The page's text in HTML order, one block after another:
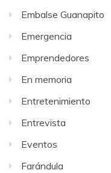
Embalse Guanapito
Emergencia
Emprendedores
En memoria
Entretenimiento
Entrevista
Eventos
Farándula